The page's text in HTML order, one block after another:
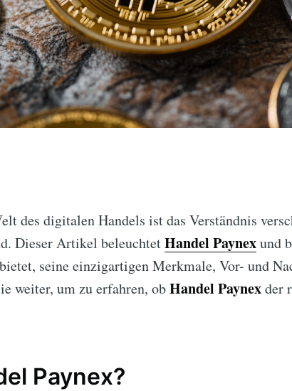
des digitalen Handels ist das Verständnis
Dieser Artikel beleuchtetHandel Paynexund
seine einzigartigen Merkmale, Vor- und
weiter, um zu erfahren, obHandel Paynexder
Paynex?